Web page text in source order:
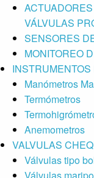
VÁLVULAS
SENSORES
MONITOREO
Manómetros
Termómetros
Anemometros
VALVULAS
Válvulas tipo